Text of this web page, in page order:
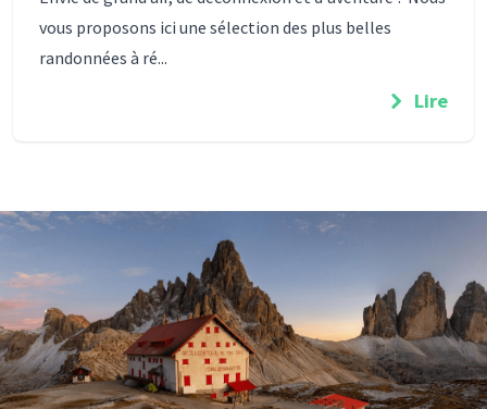
vous proposons ici une sélection des plus belles
randonnées à ré...
Lire